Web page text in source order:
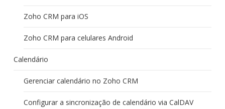
Zoho CRM para iOS
Zoho CRM para celulares Android
Calendário
Gerenciar calendário no Zoho CRM
Configurar a sincronização de calendário via CalDAV